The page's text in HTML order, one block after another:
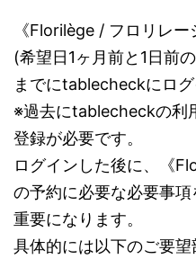
《Florilège / フロリレ
(希望日1ヶ月前と1日前
までにtablecheckにログ
※過去にtablecheckの利
登録が必要です。
ログインした後に、《
の予約に必要な必要事
重要になります。
具体的には以下のご要